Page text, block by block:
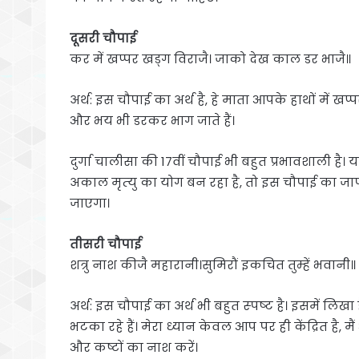
दूसरी चौपाई
कर में खप्पर खड्ग विराजै। जाको देख काल डर भाजै॥
अर्थ: इस चौपाई का अर्थ है, हे माता आपके हाथों
और भय भी डरकर भाग जाते हैं।
दुर्गा चालीसा की 17वीं चौपाई भी बहुत
अकाल मृत्‍यु का योग बन रहा है, तो इस चौपाई का
जाएगा।
तीसरी चौपाई
शत्रु नाश कीजै महारानी।सुमिरौं इकचित तुम्हें भवानी॥
अर्थ: इस चौपाई का अर्थ भी बहुत स्‍पष्‍ट है। इसमें
भटका रहे हैं। मेरा ध्यान केवल आप पर ही केंद्रित है,
और कष्टों का नाश करें।